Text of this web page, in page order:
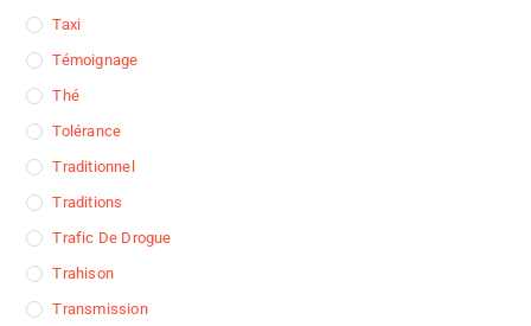
Taxi
Témoignage
Thé
Tolérance
Traditionnel
Traditions
Trafic De Drogue
Trahison
Transmission